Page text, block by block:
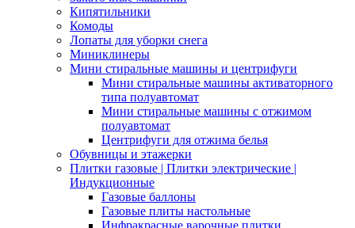
Кипятильники
Комоды
Лопаты для уборки снега
Миниклинеры
Мини стиральные машины и центрифуги
Мини стиральные машины активаторного
типа полуавтомат
Мини стиральные машины с отжимом
полуавтомат
Центрифуги для отжима белья
Обувницы и этажерки
Плитки газовые | Плитки электрические |
Индукционные
Газовые баллоны
Газовые плиты настольные
Инфракрасные варочные плитки